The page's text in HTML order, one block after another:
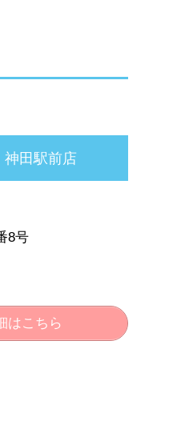
神田駅前店
8号
はこちら